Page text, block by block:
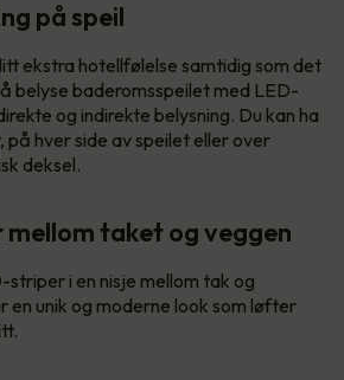
på speil
ekstra hotellfølelse samtidig som det
belyse baderomsspeilet med LED-
og indirekte belysning. Du kan ha
på hver side av speilet eller over
deksel.
taket og veggen
striper i en nisje mellom tak og
en unik og moderne look som løfter